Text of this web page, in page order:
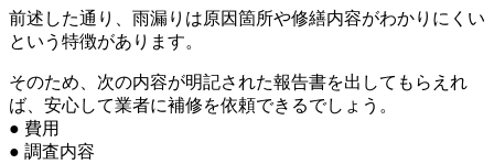
前述した通り、雨漏りは原因箇所や修繕内容がわかりにくい
という特徴があります。
そのため、次の内容が明記された報告書を出してもらえれ
ば、安心して業者に補修を依頼できるでしょう。
● 費用
● 調査内容